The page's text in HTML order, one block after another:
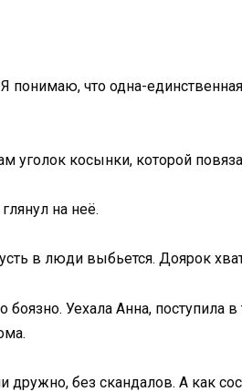
что одна-
уголок косынки, которой
на неё.
в люди выбьется. Доярок
Уехала Анна, поступила
без скандалов. А как